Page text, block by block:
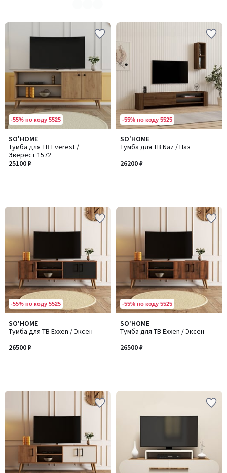
-55% по коду 5525
SO'HOME
Тумба для ТВ Everest /
Эверест 1572
25100 ₽
-55% по коду 5525
SO'HOME
Тумба для ТВ Naz / Наз
26200 ₽
-55% по коду 5525
SO'HOME
Тумба для ТВ Exxen / Эксен
26500 ₽
-55% по коду 5525
SO'HOME
Тумба для ТВ Exxen / Эксен
26500 ₽